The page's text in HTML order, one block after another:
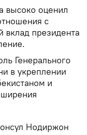
высоко оценил
с
вклад президента
Генерального
в укреплении
и
Нодиржон